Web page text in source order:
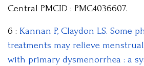
Central PMCID : PMC4036607.
6 : Kannan P, Claydon LS. Some
treatments may relieve
with primary dysmenorrhea : a